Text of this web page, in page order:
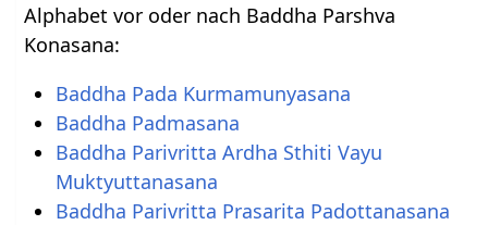
Alphabet vor oder nach Baddha Parshva
Konasana:
Baddha Pada Kurmamunyasana
Baddha Padmasana
Baddha Parivritta Ardha Sthiti Vayu
Muktyuttanasana
Baddha Parivritta Prasarita Padottanasana